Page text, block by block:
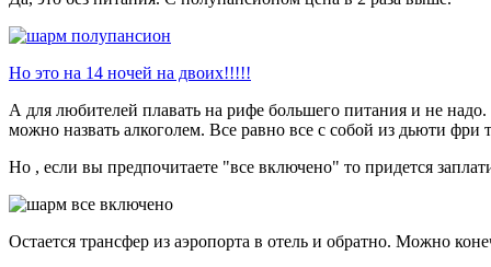
Но это на 14 ночей на двоих!!!!!
А для любителей плавать на рифе большего питания и не
можно назвать алкоголем. Все равно все с собой из дьюти фри
Но , если вы предпочитаете "все включено" то придется
Остается трансфер из аэропорта в отель и обратно. Можно